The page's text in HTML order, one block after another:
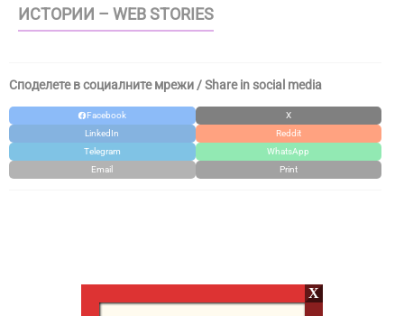
ИСТОРИИ – WEB STORIES
Споделете в социалните мрежи / Share in social media
Facebook
X
LinkedIn
Reddit
Telegram
WhatsApp
Email
Print
X